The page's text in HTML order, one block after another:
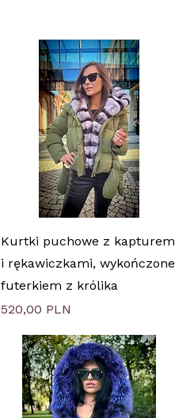
Быстрый просмотр
Kurtki puchowe z kapturem
i rękawiczkami, wykończone
futerkiem z królika
Цена
520,00 PLN